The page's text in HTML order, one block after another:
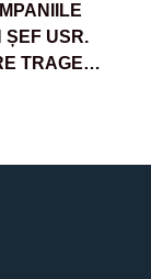
ȘEF USR.
TRAGE